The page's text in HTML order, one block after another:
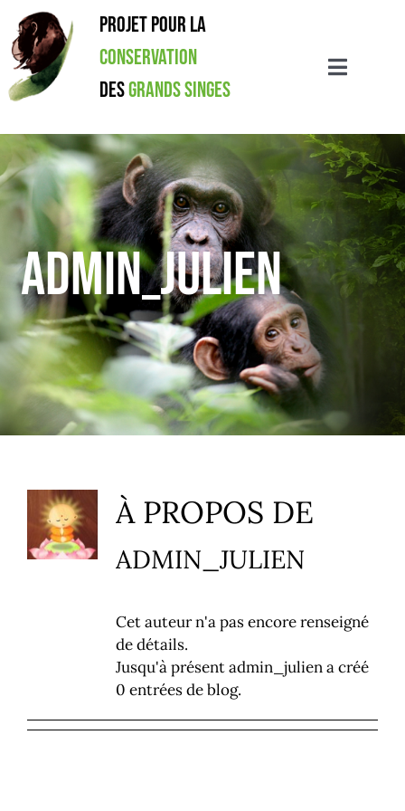
Passer
contenu
Projet pour la
Conservation
desGrands Singes
Toggle
ACTIONS
RÉSULTATS
PUBLICATIONS
L’ASSOCIATION
MÉDIAS
admin_julien
À PROPOS DE
ADMIN_JULIEN
Cet auteur n'a pas encore renseigné
de détails.
Jusqu'à présent admin_julien a créé
0 entrées de blog.